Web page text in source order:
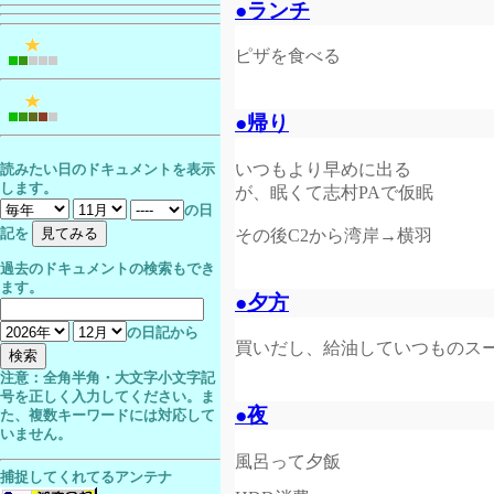
●ランチ
ピザを食べる
●帰り
いつもより早めに出る
が、眠くて志村PAで仮眠
その後C2から湾岸→横羽
●夕方
買いだし、給油していつもの
●夜
風呂って夕飯
読みたい日のドキュメントを表示
します。
の日
記を
過去のドキュメントの検索もでき
ます。
の日記から
注意：全角半角・大文字小文字記
号を正しく入力してください。ま
た、複数キーワードには対応して
いません。
捕捉してくれてるアンテナ